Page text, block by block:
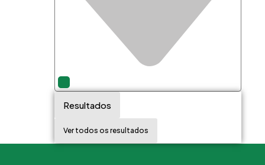
Resultados
Ver todos os resultados